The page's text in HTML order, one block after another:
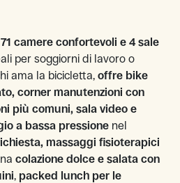
71 camere confortevoli e 4 sale
per soggiorni di lavoro o
ama la bicicletta, offre bike
corner manutenzioni con
più comuni, sala video e
a bassa pressione nel
massaggi fisioterapici
colazione dolce e salata con
, packed lunch per le